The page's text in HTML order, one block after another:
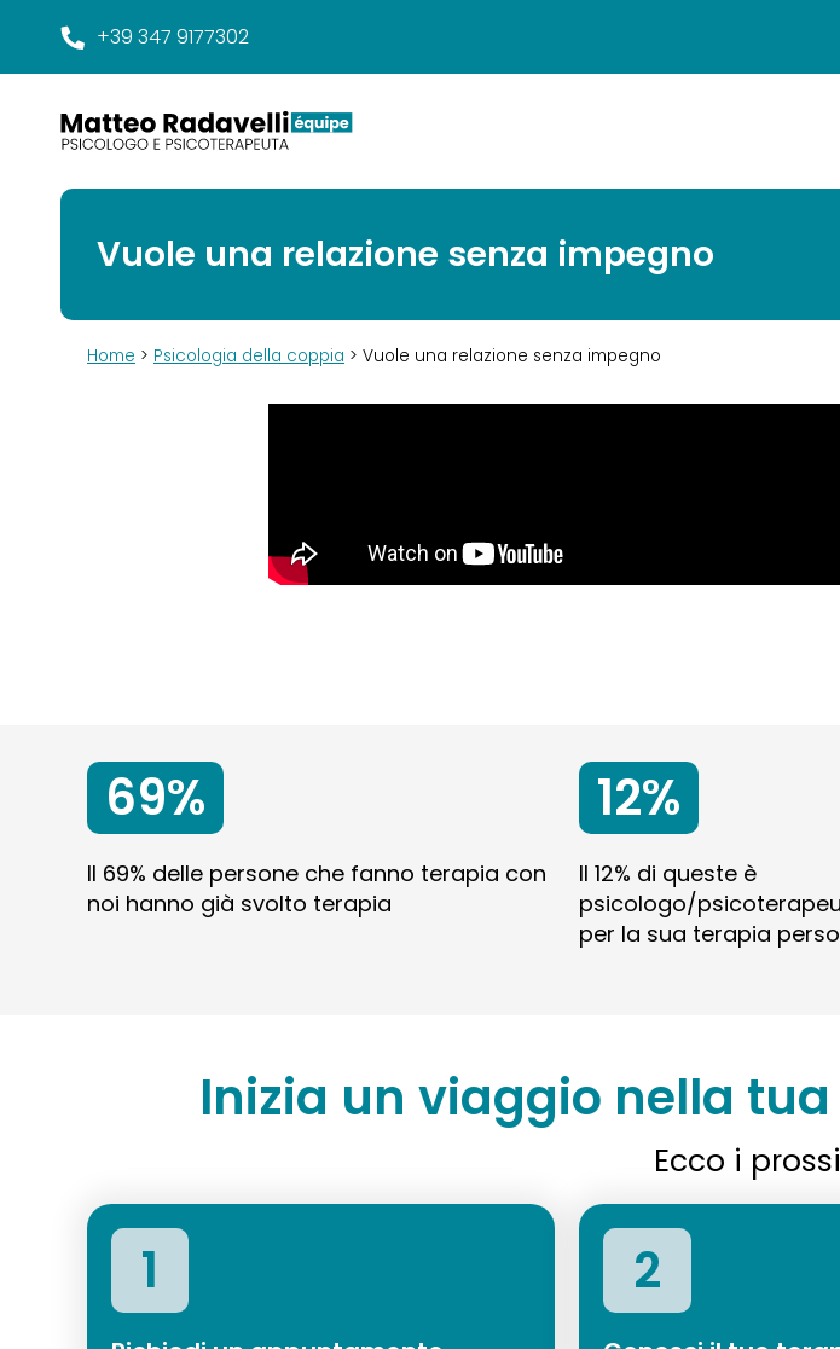
+39 347 9177302
Vuole una relazione senza impegno
Home > Psicologia della coppia > Vuole una relazione senza impegno
69%
Il 69% delle persone che fanno terapia con
noi hanno già svolto terapia
12%
Il 12% di queste è
psicologo/
per la sua terapia
Inizia un viaggio nella
Ecco i
1 2